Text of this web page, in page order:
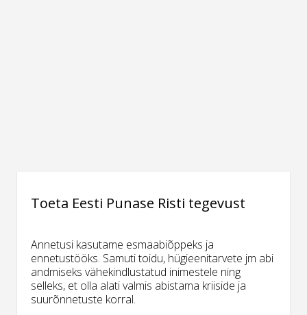
Toeta Eesti Punase Risti tegevust
Annetusi kasutame esmaabiõppeks ja
ennetustööks. Samuti toidu, hügieenitarvete jm abi
andmiseks vähekindlustatud inimestele ning
selleks, et olla alati valmis abistama kriiside ja
suurõnnetuste korral.